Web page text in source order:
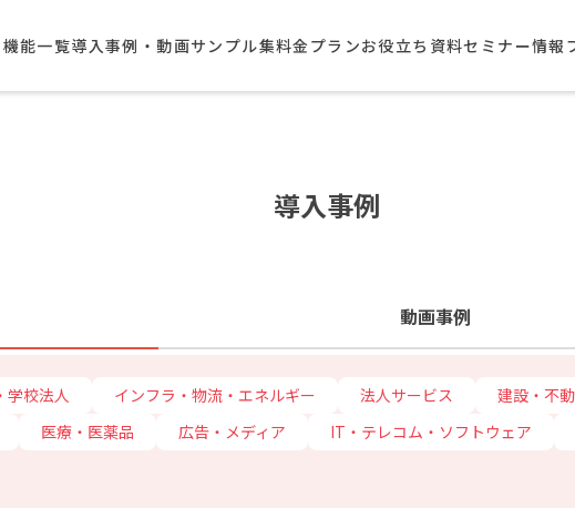
機能一覧導入事例・動画サンプル集​料金プランお役立ち資料セミナー情報
導入事例
動画事例
学校法人 インフラ・物流・エネルギー 法人サービス
建設・不
医療・医薬品 広告・メディア
IT・テレコム・ソフトウェア